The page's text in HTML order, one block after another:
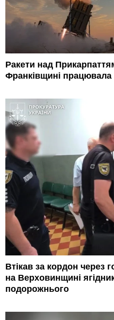
Ракети над
Франківщині
Втікав за кордон через
на Верховинщині
подорожнього